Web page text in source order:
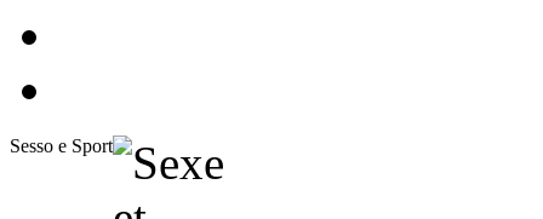
Sesso e Sport